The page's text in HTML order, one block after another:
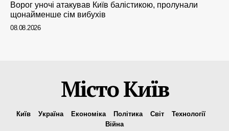
Ворог уночі атакував Київ балістикою, пролунали
щонайменше сім вибухів
08.08.2026
Місто Київ
Київ Україна Економіка Політика Світ
Технології
Війна